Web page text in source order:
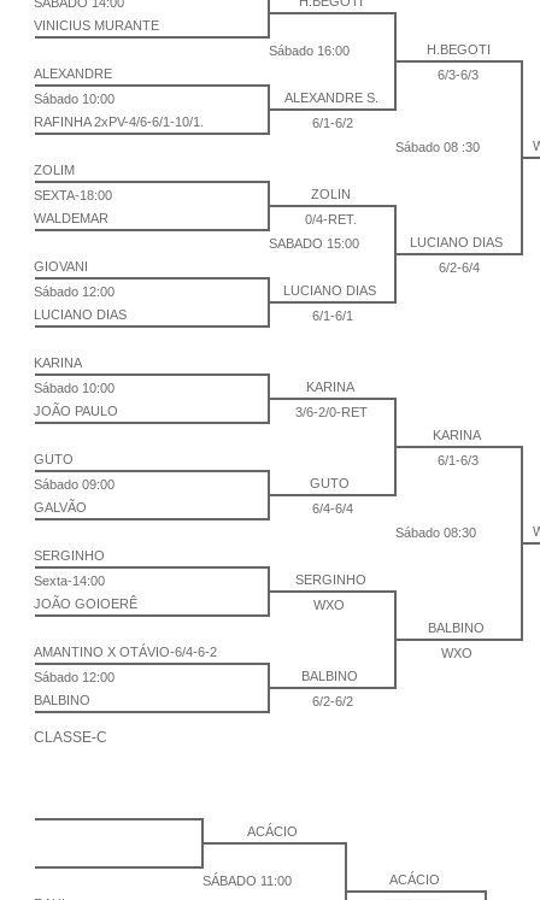
VINICIUS MURANTE
Sábado 16:00
H.BEGOTI
ALEXANDRE
6/3-6/3
Sábado 10:00
ALEXANDRE S.
RAFINHA 2xPV-4/6-6/1-10/1.
6/1-6/2
Sábado 08 :30
ZOLIM
SEXTA-18:00
ZOLIN
WALDEMAR
0/4-RET.
SABADO 15:00
LUCIANO DIAS
GIOVANI
6/2-6/4
Sábado 12:00
LUCIANO DIAS
LUCIANO DIAS
6/1-6/1
KARINA
Sábado 10:00
KARINA
JOÃO PAULO
3/6-2/0-RET
KARINA
GUTO
6/1-6/3
Sábado 09:00
GUTO
GALVÃO
6/4-6/4
Sábado 08:30
SERGINHO
Sexta-14:00
SERGINHO
JOÃO GOIOERÊ
WXO
BALBINO
AMANTINO X OTÁVIO-6/4-6-2
WXO
Sábado 12:00
BALBINO
BALBINO
6/2-6/2
CLASSE-C
ACÁCIO
SÁBADO 11:00
ACÁCIO